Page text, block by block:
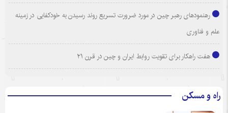
رهنمودهای رهبر چین در مورد ضرورت تسریع روند رسیدن به خودکفایی در زمینه
علم و فناوری
هفت راهکار برای تقویت روابط ایران و چین در قرن ۲۱
راه و مسکن